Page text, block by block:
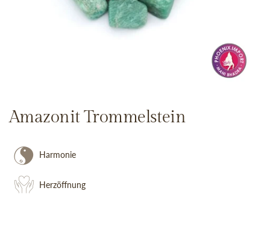
Amazonit Trommelstein
Harmonie
Herzöffnung